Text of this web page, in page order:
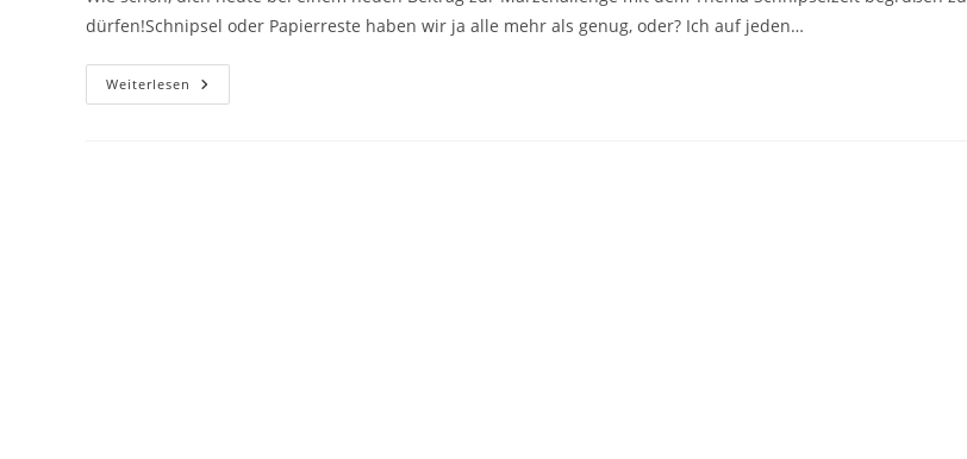
dürfen!Schnipsel oder Papierreste haben wir ja alle mehr als genug, oder? Ich auf jeden…
Weiterlesen